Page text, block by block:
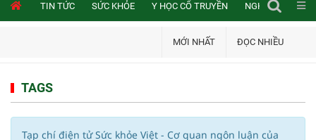
TIN TỨC SỨC KHỎE Y HỌC CỔ TRUYỀN NGHIÊN CỨU
MỚI NHẤT ĐỌC NHIỀU
TAGS
Tạp chí điện tử Sức khỏe Việt - Cơ quan ngôn luận của